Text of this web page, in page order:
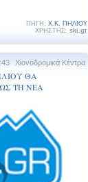
ΠΗΓΗ: Χ.Κ. ΠΗΛΙΟΥ
ΧΡΗΣΤΗΣ: ski.gr
Χιονοδρομικά Κέντρα
ΘΑ
ΤΗ ΝΕΑ